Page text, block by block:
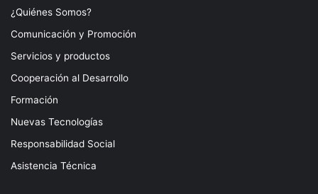
¿Quiénes Somos?
Comunicación y Promoción
Servicios y productos
Cooperación al Desarrollo
Formación
Nuevas Tecnologías
Responsabilidad Social
Asistencia Técnica